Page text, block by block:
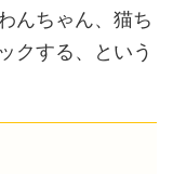
んちゃん、猫ち
クする、という